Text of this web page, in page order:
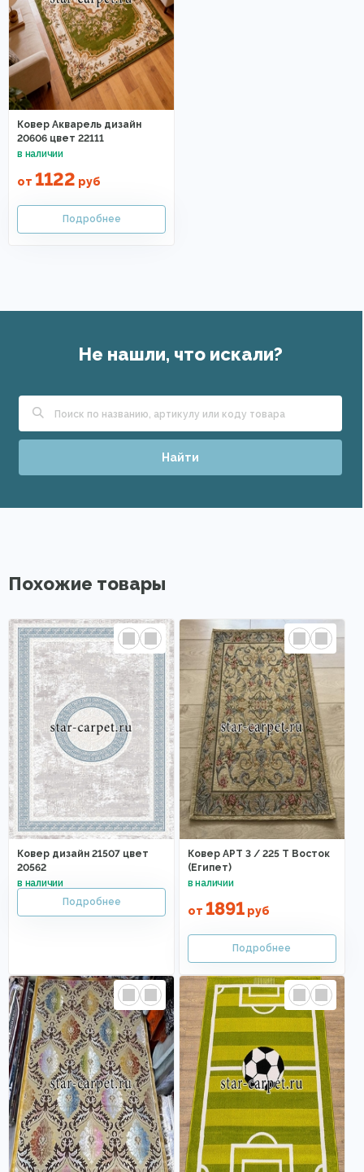
Ковер Акварель дизайн
20606 цвет 22111
от 1122 руб
Не нашли, что искали?
Найти
Похожие товары
Ковер дизайн 21507 цвет
20562
Ковер АРТ 3 / 225 T Восток
(Египет)
от 1891руб